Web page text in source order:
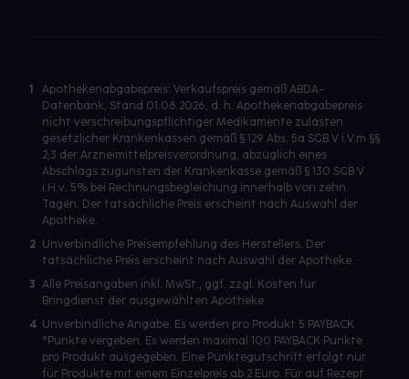
1
Apothekenabgabepreis: Verkaufspreis gemäß ABDA-
Datenbank, Stand 01.08.2026, d. h. Apothekenabgabepreis
nicht verschreibungspflichtiger Medikamente zulasten
gesetzlicher Krankenkassen gemäß § 129 Abs. 5a SGB V i.V.m §§
2,3 der Arzneimittelpreisverordnung, abzüglich eines
Abschlags zugunsten der Krankenkasse gemäß § 130 SGB V
i.H.v. 5% bei Rechnungsbegleichung innerhalb von zehn
Tagen. Der tatsächliche Preis erscheint nach Auswahl der
Apotheke.
2 Unverbindliche Preisempfehlung des Herstellers. Der
tatsächliche Preis erscheint nach Auswahl der Apotheke.
3 Alle Preisangaben inkl. MwSt., ggf. zzgl. Kosten für
Bringdienst der ausgewählten Apotheke.
4 Unverbindliche Angabe. Es werden pro Produkt 5 PAYBACK
°Punkte vergeben. Es werden maximal 100 PAYBACK Punkte
pro Produkt ausgegeben. Eine Punktegutschrift erfolgt nur
für Produkte mit einem Einzelpreis ab 2 Euro. Für auf Rezept